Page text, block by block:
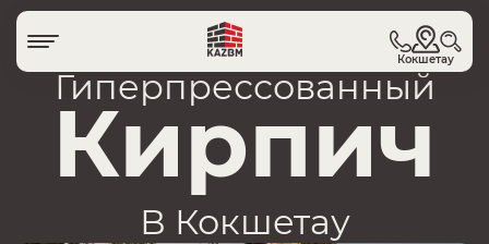
Кокшетау
Гиперпрессованный
Кирпич
В Кокшетау